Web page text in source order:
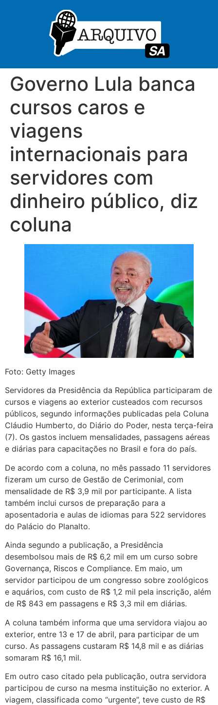
Governo Lula banca
cursos caros e
viagens
internacionais para
servidores com
dinheiro público, diz
coluna
Foto: Getty Images
Servidores da Presidência da República participaram de
cursos e viagens ao exterior custeados com recursos
públicos, segundo informações publicadas pela Coluna
Cláudio Humberto, do Diário do Poder, nesta terça-feira
(7). Os gastos incluem mensalidades, passagens aéreas
e diárias para capacitações no Brasil e fora do país.
De acordo com a coluna, no mês passado 11 servidores
fizeram um curso de Gestão de Cerimonial, com
mensalidade de R$ 3,9 mil por participante. A lista
também inclui cursos de preparação para a
aposentadoria e aulas de idiomas para 522 servidores
do Palácio do Planalto.
Ainda segundo a publicação, a Presidência
desembolsou mais de R$ 6,2 mil em um curso sobre
Governança, Riscos e Compliance. Em maio, um
servidor participou de um congresso sobre zoológicos
e aquários, com custo de R$ 1,2 mil pela inscrição, além
de R$ 843 em passagens e R$ 3,3 mil em diárias.
A coluna também informa que uma servidora viajou ao
exterior, entre 13 e 17 de abril, para participar de um
curso. As passagens custaram R$ 14,8 mil e as diárias
somaram R$ 16,1 mil.
Em outro caso citado pela publicação, outra servidora
participou de curso na mesma instituição no exterior. A
viagem, classificada como “urgente”, teve custo de R$